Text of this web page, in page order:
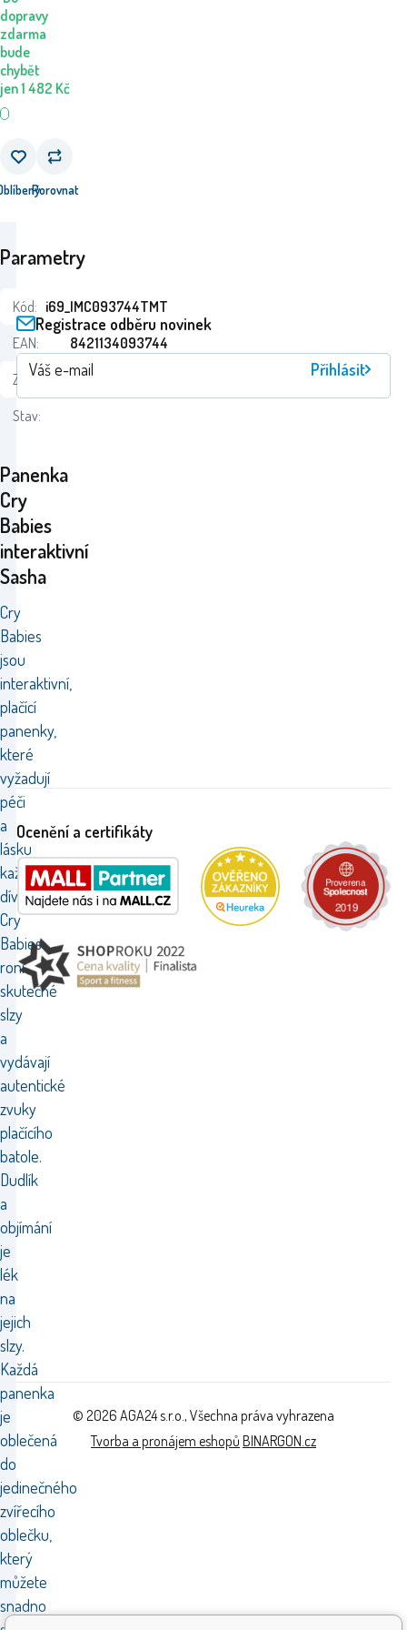
dopravy
zdarma
bude
chybět
jen1 482 Kč
Porovnat
Panenka
Cry
Babies
interaktivní
Sasha
Cry
Babies
jsou
interaktivní,
plačící
panenky,
které
vyžadují
péči
a
lásku
každé
dívky!
Cry
Babies
roní
skutečné
slzy
a
vydávají
autentické
zvuky
plačícího
batole.
Dudlík
a
objímání
je
lék
na
jejich
slzy.
Každá
panenka
je
oblečená
do
jedinečného
zvířecího
oblečku,
který
můžete
snadno
Parametry
Kód: i69_IMC093744TMT
EAN:
8421134093744
Záruka:
Stav:
Registrace odběru novinek
Přihlásit
Ocenění a certifikáty
© 2026 AGA24 s.r.o., Všechna práva vyhrazena
Tvorba a pronájem eshopů BINARGON.cz